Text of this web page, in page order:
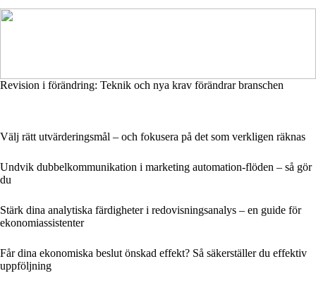
Revision i förändring: Teknik och nya krav förändrar branschen
Välj rätt utvärderingsmål – och fokusera på det som verkligen räknas
Undvik dubbelkommunikation i marketing automation-flöden – så gör
du
Stärk dina analytiska färdigheter i redovisningsanalys – en guide för
ekonomiassistenter
Får dina ekonomiska beslut önskad effekt? Så säkerställer du effektiv
uppföljning